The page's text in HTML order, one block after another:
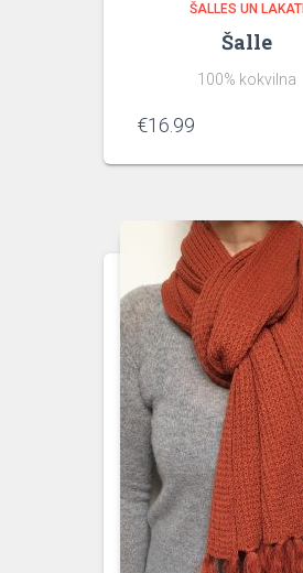
ŠALLES UN LAKATI
Šalle
100% kokvilna
€16.99